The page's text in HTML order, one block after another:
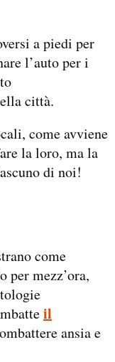
a piedi per
l’auto per i
città.
come avviene
la loro, ma la
di noi!
come
per mezz’ora,
il
ansia e